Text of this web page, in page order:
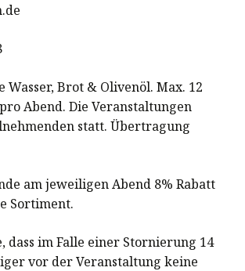
Wasser, Brot & Olivenöl. Max. 12
Abend. Die Veranstaltungen
statt. Übertragung
am jeweiligen Abend 8% Rabatt
Sortiment.
dass im Falle einer Stornierung 14
vor der Veranstaltung keine